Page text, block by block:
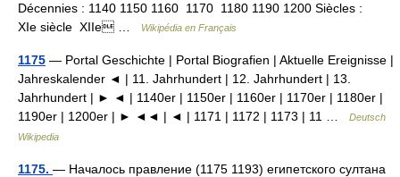
Décennies : 1140 1150 1160 1170 1180 1190 1200 Siècles :
XIe siècle XIIe …
Wikipédia en Français
1175 — Portal Geschichte | Portal Biografien | Aktuelle Ereignisse |
Jahreskalender ◄ | 11. Jahrhundert | 12. Jahrhundert | 13.
Jahrhundert | ► ◄ | 1140er | 1150er | 1160er | 1170er | 1180er |
1190er | 1200er | ► ◄◄ | ◄ | 1171 | 1172 | 1173 | 11 …
Deutsch
Wikipedia
1175. — Началось правление (1175 1193) египетского султана